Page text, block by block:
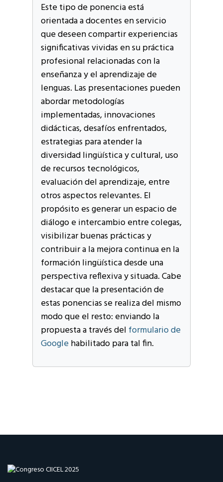
Este tipo de ponencia está
orientada a docentes en servicio
que deseen compartir experiencias
significativas vividas en su práctica
profesional relacionadas con la
enseñanza y el aprendizaje de
lenguas. Las presentaciones pueden
abordar metodologías
implementadas, innovaciones
didácticas, desafíos enfrentados,
estrategias para atender la
diversidad lingüística y cultural, uso
de recursos tecnológicos,
evaluación del aprendizaje, entre
otros aspectos relevantes. El
propósito es generar un espacio de
diálogo e intercambio entre colegas,
visibilizar buenas prácticas y
contribuir a la mejora continua en la
formación lingüística desde una
perspectiva reflexiva y situada. Cabe
destacar que la presentación de
estas ponencias se realiza del mismo
modo que el resto: enviando la
propuesta a través del formulario de
Googlehabilitado para tal fin.